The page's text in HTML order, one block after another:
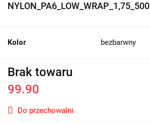
NYLON_PA6_LOW_WRAP_1,75_500
Kolor bezbarwny
Brak towaru
99.90
Do przechowalni